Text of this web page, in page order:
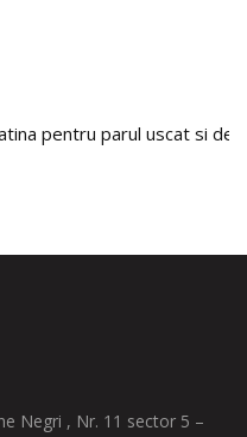
pentru parul uscat si
Negri , Nr. 11 sector 5 –